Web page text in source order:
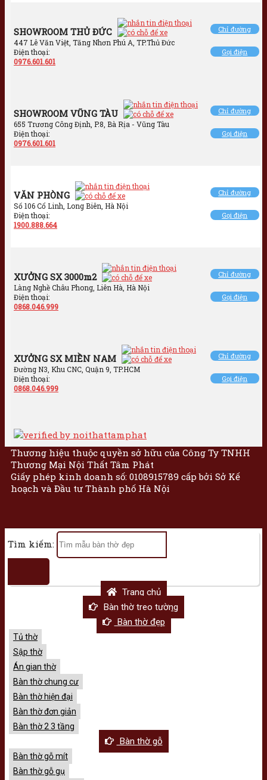
SHOWROOM THỦ ĐỨC
447 Lê Văn Việt, Tăng Nhơn Phú A, TP.Thủ Đức
Điện thoại:
0976.601.601
Chỉ đường
Gọi điện
SHOWROOM VŨNG TÀU
655 Trương Công Định, P.8, Bà Rịa - Vũng Tàu
Điện thoại:
0976.601.601
Chỉ đường
Gọi điện
VĂN PHÒNG
Số 106 Cổ Linh, Long Biên, Hà Nội
Điện thoại:
1900.888.664
Chỉ đường
Gọi điện
XƯỞNG SX 3000m2
Làng Nghề Châu Phong, Liên Hà, Hà Nội
Điện thoại:
0868.046.999
Chỉ đường
Gọi điện
XƯỞNG SX MIỀN NAM
Đường N3, Khu CNC, Quận 9, TP.HCM
Điện thoại:
0868.046.999
Chỉ đường
Gọi điện
Thương hiệu thuộc quyền sở hữu của Công Ty TNHH
Thương Mại Nội Thất Tâm Phát
Giấy phép kinh doanh số: 0108915789 cấp bởi Sở Kế
hoạch và Đầu tư Thành phố Hà Nội
Tìm kiếm:
Trang chủ
Bàn thờ treo tường
Bàn thờ đẹp
Tủ thờ
Sập thờ
Án gian thờ
Bàn thờ chung cư
Bàn thờ hiện đại
Bàn thờ đơn giản
Bàn thờ 2 3 tầng
Bàn thờ gỗ
Bàn thờ gỗ mít
Bàn thờ gỗ gụ